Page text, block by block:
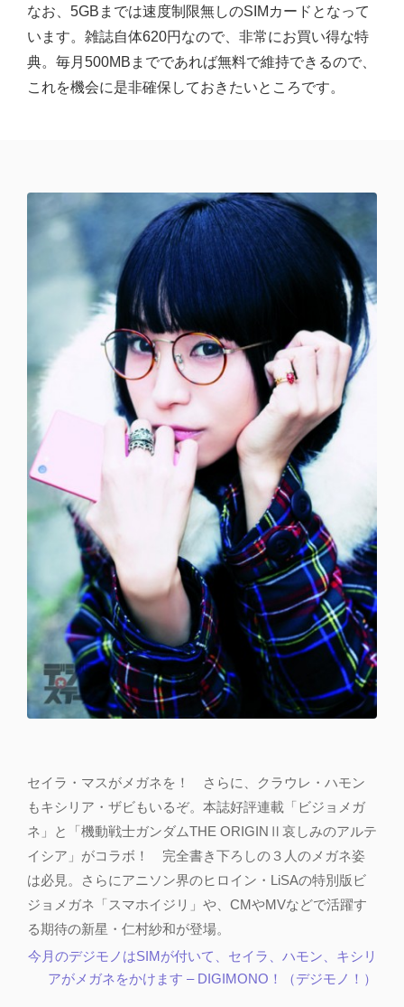
なお、5GBまでは速度制限無しのSIMカードとなって
います。雑誌自体620円なので、非常にお買い得な特
典。毎月500MBまでであれば無料で維持できるので、
これを機会に是非確保しておきたいところです。
セイラ・マスがメガネを！ さらに、クラウレ・ハモン
もキシリア・ザビもいるぞ。本誌好評連載「ビジョメガ
ネ」と「機動戦士ガンダムTHE ORIGINⅡ哀しみのアルテ
イシア」がコラボ！ 完全書き下ろしの３人のメガネ姿
は必見。さらにアニソン界のヒロイン・LiSAの特別版ビ
ジョメガネ「スマホイジリ」や、CMやMVなどで活躍す
る期待の新星・仁村紗和が登場。
今月のデジモノはSIMが付いて、セイラ、ハモン、キシリ
アがメガネをかけます – DIGIMONO！（デジモノ！）